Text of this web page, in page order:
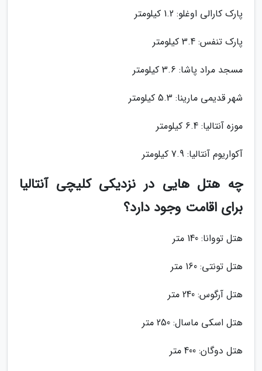
پارک کارالی اوغلو: 1.2 کیلومتر
پارک تنفس: 3.4 کیلومتر
مسجد مراد پاشا: 3.6 کیلومتر
شهر قدیمی مارینا: 5.3 کیلومتر
موزه آنتالیا: 6.4 کیلومتر
آکواریوم آنتالیا: 7.9 کیلومتر
چه هتل هایی در نزدیکی کلیچی آنتالیا
برای اقامت وجود دارد؟
هتل تووانا: 140 متر
هتل تونتی: 160 متر
هتل آرگوس: 240 متر
هتل اسکی ماسال: 250 متر
هتل دوگان: 400 متر